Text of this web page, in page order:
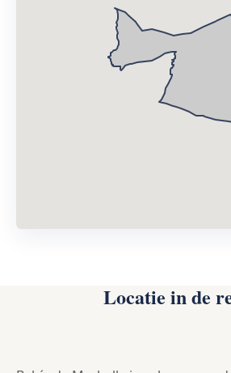
Locatie in de